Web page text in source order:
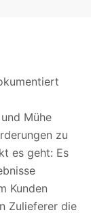
Mühe
zu
es geht: Es
Kunden
Zulieferer die